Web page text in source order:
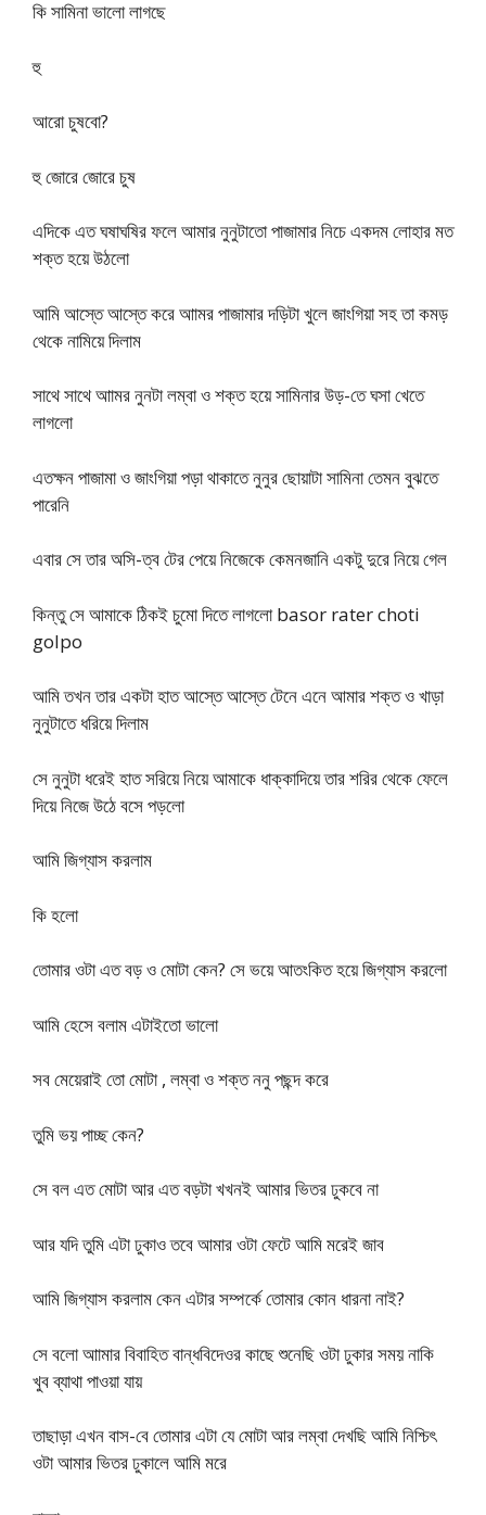
কি সামিনা ভালো লাগছে
হু
আরো চুষবো?
হু জোরে জোরে চুষ
এদিকে এত ঘষাঘষির ফলে আমার নুনুটাতো পাজামার নিচে একদম লোহার মত
শক্ত হয়ে উঠলো
আমি আস্তে আস্তে করে আামর পাজামার দড়িটা খুলে জাংগিয়া সহ তা কমড়
থেকে নামিয়ে দিলাম
সাথে সাথে আামর নুনটা লম্বা ও শক্ত হয়ে সামিনার উড়-তে ঘসা খেতে
লাগলো
এতক্ষন পাজামা ও জাংগিয়া পড়া থাকাতে নুনুর ছোয়াটা সামিনা তেমন বুঝতে
পারেনি
এবার সে তার অসি-ত্ব টের পেয়ে নিজেকে কেমনজানি একটু দুরে নিয়ে গেল
কিন্তু সে আমাকে ঠিকই চুমো দিতে লাগলো basor rater choti
golpo
আমি তখন তার একটা হাত আস্তে আস্তে টেনে এনে আমার শক্ত ও খাড়া
নুনুটাতে ধরিয়ে দিলাম
সে নুনুটা ধরেই হাত সরিয়ে নিয়ে আমাকে ধাক্কাদিয়ে তার শরির থেকে ফেলে
দিয়ে নিজে উঠে বসে পড়লো
আমি জিগ্যাস করলাম
কি হলো
তোমার ওটা এত বড় ও মোটা কেন? সে ভয়ে আতংকিত হয়ে জিগ্যাস করলো
আমি হেসে বলাম এটাইতো ভালো
সব মেয়েরাই তো মোটা , লম্বা ও শক্ত ননু পছন্দ করে
তুমি ভয় পাচ্ছ কেন?
সে বল এত মোটা আর এত বড়টা খখনই আমার ভিতর ঢুকবে না
আর যদি তুমি এটা ঢুকাও তবে আমার ওটা ফেটে আমি মরেই জাব
আমি জিগ্যাস করলাম কেন এটার সম্পর্কে তোমার কোন ধারনা নাই?
সে বলো আামার বিবাহিত বান্ধবিদেওর কাছে শুনেছি ওটা ঢুকার সময় নাকি
খুব ব্যাথা পাওয়া যায়
তাছাড়া এখন বাস-বে তোমার এটা যে মোটা আর লম্বা দেখছি আমি নিশ্চিৎ
ওটা আমার ভিতর ঢুকালে আমি মরে